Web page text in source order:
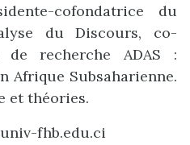
cofondatrice du
du Discours, co-
recherche ADAS :
Afrique Subsaharienne.
et théories.
fhb.edu.ci